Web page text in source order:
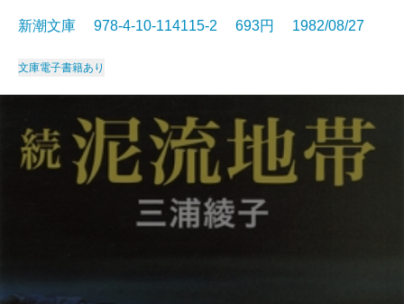
新潮文庫 978-4-10-114115-2 693円 1982/08/27
文庫電子書籍あり